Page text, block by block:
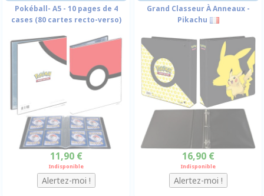
Pokéball- A5 - 10 pages de 4
cases (80 cartes recto-verso)
11,90 €
Indisponible
Grand Classeur À Anneaux -
Pikachu
16,90 €
Indisponible